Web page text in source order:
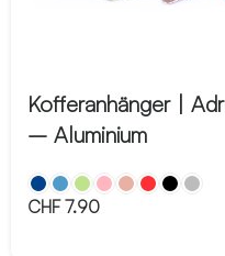
Kofferanhänger |
– Aluminium
CHF7.90